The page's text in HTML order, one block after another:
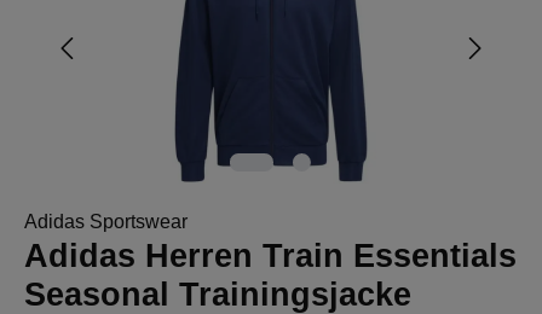
Adidas Sportswear
Adidas Herren Train Essentials
Seasonal Trainingsjacke